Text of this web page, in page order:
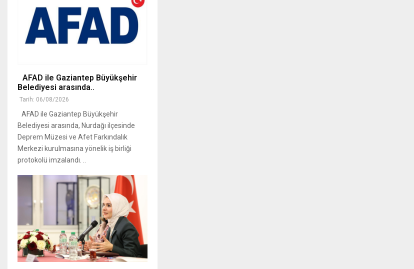
AFAD ile Gaziantep Büyükşehir
Belediyesi arasında..
Tarih: 06/08/2026
AFAD ile Gaziantep Büyükşehir
Belediyesi arasında, Nurdağı ilçesinde
Deprem Müzesi ve Afet Farkındalık
Merkezi kurulmasına yönelik iş birliği
protokolü imzalandı. ..